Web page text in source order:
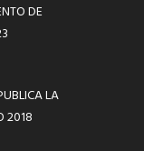
DE
LA
2018